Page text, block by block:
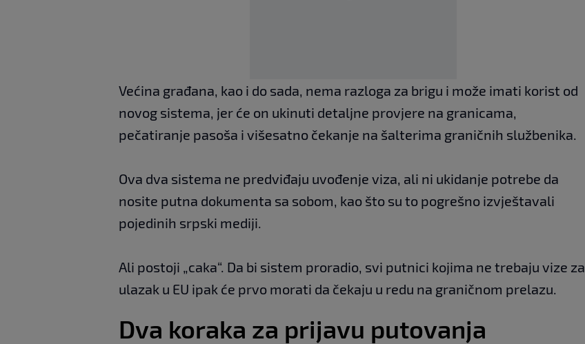
Većina građana, kao i do sada, nema razloga za brigu i može imati korist od
novog sistema, jer će on ukinuti detaljne provjere na granicama,
pečatiranje pasoša i višesatno čekanje na šalterima graničnih službenika.
Ova dva sistema ne predviđaju uvođenje viza, ali ni ukidanje potrebe da
nosite putna dokumenta sa sobom, kao što su to pogrešno izvještavali
pojedinih srpski mediji.
Ali postoji „caka“. Da bi sistem proradio, svi putnici kojima ne trebaju vize za
ulazak u EU ipak će prvo morati da čekaju u redu na graničnom prelazu.
Dva koraka za prijavu putovanja